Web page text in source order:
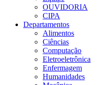
OUVIDORIA
CIPA
Departamentos
Alimentos
Ciências
Computação
Eletroeletrônica
Enfermagem
Humanidades